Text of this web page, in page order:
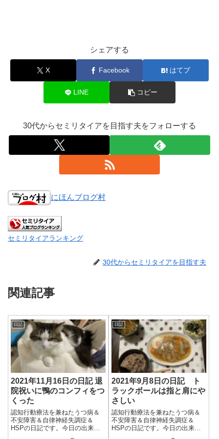
シェアする
X Facebook はてブ
LINE コピー
30代からセミリタイアを目指す夫をフォローする
にほんブログ村
セミリタイアランキング
30代からセミリタイアを目指す夫
関連記事
日記
2021年11月16日の日記 退
院祝いに鴨のコンフィをつ
くった
認知行動療法を兼ねたうつ病＆
不安障害＆自律神経失調症＆
HSPの日記です。今日の出来事
日記
2021年9月8日の日記 ト
ラックボールは指と肩にや
さしい
認知行動療法を兼ねたうつ病＆
不安障害＆自律神経失調症＆
HSPの日記です。今日の出来事